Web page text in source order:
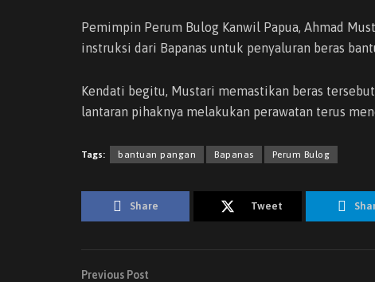
Pemimpin Perum Bulog Kanwil Papua, Ahmad
instruksi dari Bapanas untuk penyaluran beras
Kendati begitu, Mustari memastikan beras
lantaran pihaknya melakukan perawatan terus
Tags: bantuan pangan Bapanas Perum Bulog
Share Tweet
Previous Post